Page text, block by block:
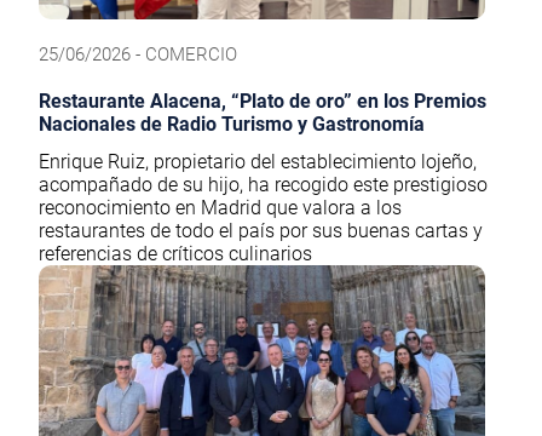
25/06/2026 - COMERCIO
Restaurante Alacena, “Plato de oro” en los Premios
Nacionales de Radio Turismo y Gastronomía
Enrique Ruiz, propietario del establecimiento lojeño,
acompañado de su hijo, ha recogido este prestigioso
reconocimiento en Madrid que valora a los
restaurantes de todo el país por sus buenas cartas y
referencias de críticos culinarios